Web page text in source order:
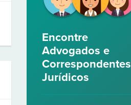
Encontre
Advogados e
Correspondentes
Jurídicos